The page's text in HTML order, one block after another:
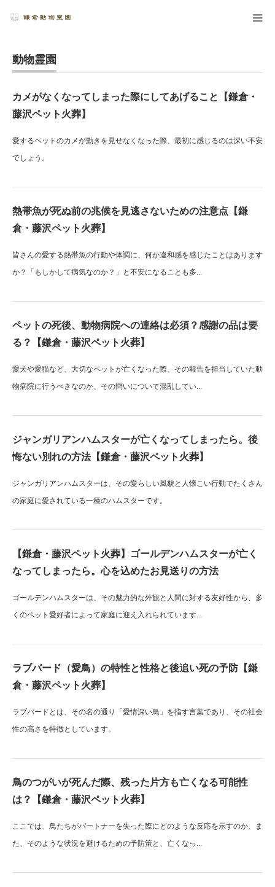
動物霊園
カメがなくなってしまった際にしてあげること【鎌倉・
藤沢ペット火葬】
愛するペットのカメが動きを見せなくなった際、最初に感じるのは深い不安
でしょう。
熱帯魚が死ぬ前の兆候を見逃さないための注意点【鎌
倉・藤沢ペット火葬】
皆さんの愛する熱帯魚の行動や体調に、何か違和感を感じたことはあります
か？「もしかして病気なのか？」と不安になることも多...
ペットの死後、動物病院への連絡は必須？感謝の品は要
る？【鎌倉・藤沢ペット火葬】
愛犬や愛猫など、大切なペットが亡くなった際、その報告を担当していた動
物病院に行うべきなのか、その問いについて混乱してい...
ジャンガリアンハムスターが亡くなってしまったら。後
悔ない別れの方法【鎌倉・藤沢ペット火葬】
ジャンガリアンハムスターは、その愛らしい風貌と人懐こい行動でたくさん
の家庭に愛されている一種のハムスターです。
【鎌倉・藤沢ペット火葬】ゴールデンハムスターが亡く
なってしまったら。心を込めたお見送りの方法
ゴールデンハムスターは、その魅力的な外観と人間に対する友好性から、多
くのペット愛好者によって家庭に迎え入れられています...
ラブバード（愛鳥）の特性と性格と後追い死の予防【鎌
倉・藤沢ペット火葬】
ラブバードとは、その名の通り「愛情深い鳥」を指す言葉であり、その社会
性の高さを特徴としています。
鳥のつがいが死んだ際、残った片方も亡くなる可能性
は？【鎌倉・藤沢ペット火葬】
ここでは、鳥たちがパートナーを失った際にどのような反応を示すのか、ま
た、そのような状況を避けるための予防策と、亡くなっ...